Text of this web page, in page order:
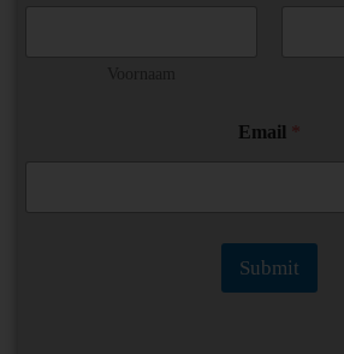
a
i
l
Email
Submit